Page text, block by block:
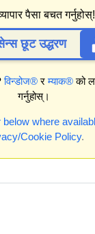
पैसा बचत गर्नुहोस्!
छूट उद्धरण
विन्डोज®रम्याक®को
गर्नुहोस्।
below where
Cookie Policy.